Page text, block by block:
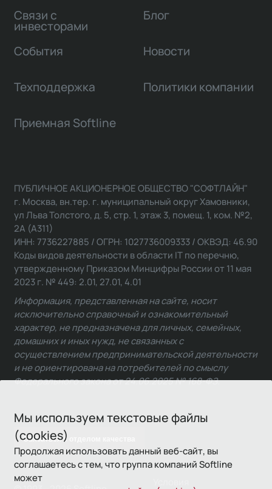
Мы используем текстовые файлы
(cookies)
Продолжая использовать данный веб-сайт, вы
соглашаетесь с тем, что группа компаний Softline
может
Связи с
инвесторами
Блог
События Новости
Техподдержка Политики компании
Приемная Softline
Связаться с отделом качества
ПУБЛИЧНОЕ АКЦИОНЕРНОЕ ОБЩЕСТВО "СОФТЛАЙН"
г. Москва, вн.тер. г. муниципальный округ Хамовники,
ул Льва Толстого, д. 5, стр. 1, этаж 3, помещ. 1, ком. №2,
2А (А311)
ИНН: 7736227885 / ОГРН: 1027736009333 / ОКВЭД: 46.90
Коды видов деятельности в области IT по перечню,
утвержденному Приказом Минцифры России от 11 мая
2023 г. № 449: 2.01, 27.01, 4.01
Информация, представленная на сайте, носит
исключительно справочный и ознакомительный
характер, не предназначена для личных, семейных,
домашних и иных нужд, не связанных с
осуществлением предпринимательской деятельности
и не ориентирована на потребителей по смыслу
Федерального закона от 24.06.2025 № 168-ФЗ.